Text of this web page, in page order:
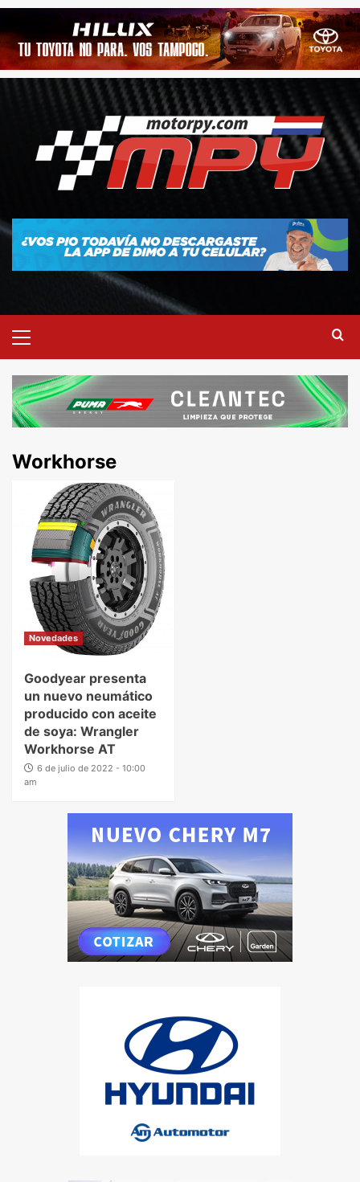
Workhorse
Novedades
Goodyear presenta
un nuevo neumático
producido con aceite
de soya: Wrangler
Workhorse AT
6 de julio de 2022 - 10:00
am